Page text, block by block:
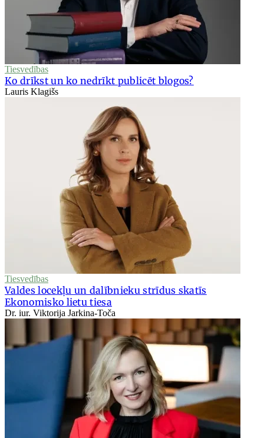
Tiesvedības
Ko drīkst un ko nedrīkt publicēt blogos?
Lauris Klagišs
Tiesvedības
Valdes locekļu un dalībnieku strīdus skatīs
Ekonomisko lietu tiesa
Dr. iur. Viktorija Jarkina-Toča